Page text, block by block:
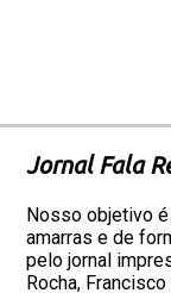
Jornal Fala
Nosso objetivo
amarras e de
pelo jornal
Rocha,